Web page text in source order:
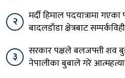
२
मर्दी हिमाल पदयात्रामा
बादलडाँडा क्षेत्रबाट
३
सरकार पक्षले बलजफ्ती शव
नेपालीका बुबाले गरे